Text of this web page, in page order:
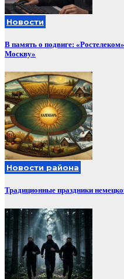
Новости
В память о подвиге:
Москву»
Новости района
Традиционные праздники